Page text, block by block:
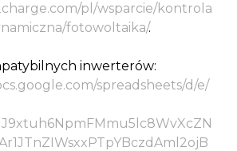
pl/wsparcie/kontrola
fotowoltaika/.
inwerterów:
spreadsheets/d/e/